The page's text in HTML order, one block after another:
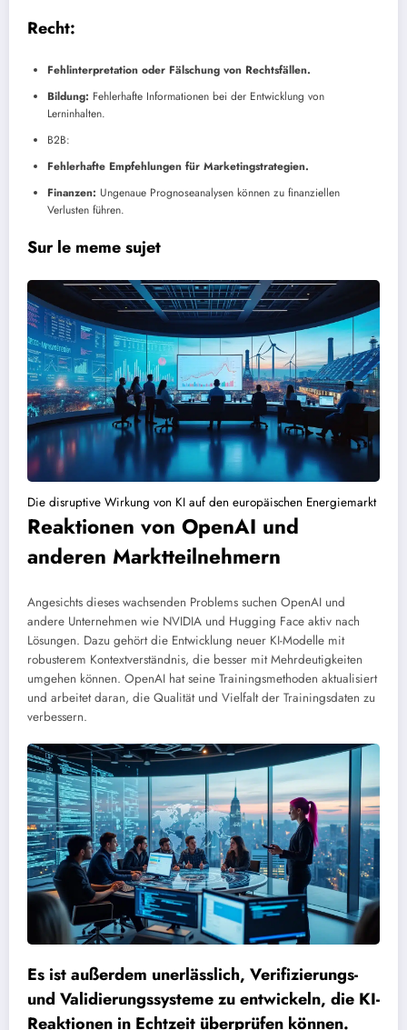
Recht:
Fehlinterpretation oder Fälschung von Rechtsfällen.
Bildung: Fehlerhafte Informationen bei der Entwicklung von
Lerninhalten.
B2B:
Fehlerhafte Empfehlungen für Marketingstrategien.
Finanzen: Ungenaue Prognoseanalysen können zu finanziellen
Verlusten führen.
Sur le meme sujet
Die disruptive Wirkung von KI auf den europäischen Energiemarkt
Reaktionen von OpenAI und
anderen Marktteilnehmern
Angesichts dieses wachsenden Problems suchen OpenAI und
andere Unternehmen wie NVIDIA und Hugging Face aktiv nach
Lösungen. Dazu gehört die Entwicklung neuer KI-Modelle mit
robusterem Kontextverständnis, die besser mit Mehrdeutigkeiten
umgehen können. OpenAI hat seine Trainingsmethoden aktualisiert
und arbeitet daran, die Qualität und Vielfalt der Trainingsdaten zu
verbessern.
Es ist außerdem unerlässlich, Verifizierungs-
und Validierungssysteme zu entwickeln, die KI-
Reaktionen in Echtzeit überprüfen können.